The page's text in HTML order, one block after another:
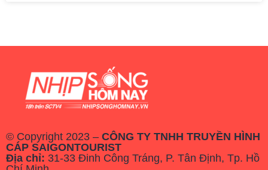
© Copyright 2023 – CÔNG TY TNHH TRUYỀN HÌNH
CÁP SAIGONTOURIST
Địa chỉ: 31-33 Đinh Công Tráng, P. Tân Định, Tp. Hồ